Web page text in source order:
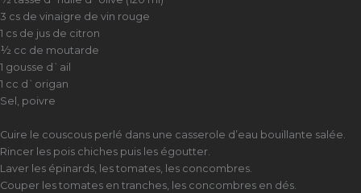
3 cs de vinaigre de vin rouge
1 cs de jus de citron
½ cc de moutarde
1 gousse d`ail
1 cc d`origan
Sel, poivre
Cuire le couscous perlé dans une casserole d’eau bouillante salée.
Rincer les pois chiches puis les égoutter.
Laver les épinards, les tomates, les concombres.
Couper les tomates en tranches, les concombres en dés.